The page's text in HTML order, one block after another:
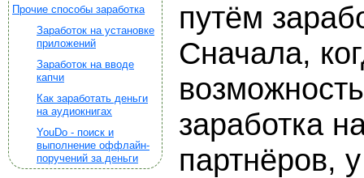
Прочие способы заработка
Заработок на установке
приложений
Заработок на вводе
капчи
Как заработать деньги
на аудиокнигах
YouDo - поиск и
выполнение оффлайн-
поручений за деньги
путём
Сначала,
заработка
партнёров,